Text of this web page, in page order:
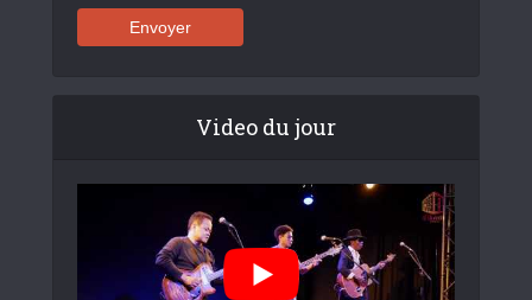
Video du jour